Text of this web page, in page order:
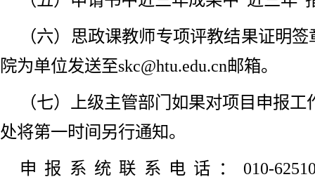
（六）思政课教师专项评教结果证明
院为单位发送至skc@htu.edu.cn邮箱。
（七）上级主管部门如果对项目申报
处将第一时间另行通知。
申报系统联系电话：010-